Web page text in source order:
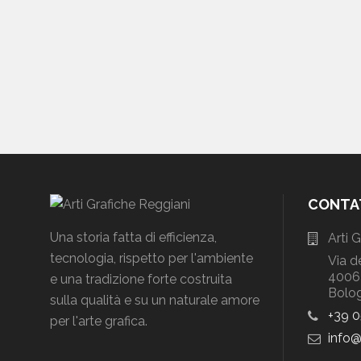
Una storia fatta di efficienza,
tecnologia, rispetto per l'ambiente
e una tradizione forte costruita
sulla qualità e su un naturale amore
per l'arte grafica.
Arti
Via
+39
info